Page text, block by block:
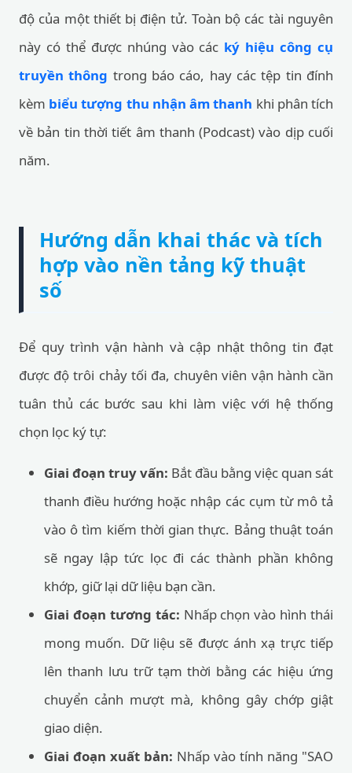
độ của một thiết bị điện tử. Toàn bộ các tài nguyên
này có thể được nhúng vào các ký hiệu công cụ
truyền thông trong báo cáo, hay các tệp tin đính
kèm biểu tượng thu nhận âm thanh khi phân tích
về bản tin thời tiết âm thanh (Podcast) vào dịp cuối
năm.
Hướng dẫn khai thác và tích
hợp vào nền tảng kỹ thuật
số
Để quy trình vận hành và cập nhật thông tin đạt
được độ trôi chảy tối đa, chuyên viên vận hành cần
tuân thủ các bước sau khi làm việc với hệ thống
chọn lọc ký tự:
Giai đoạn truy vấn: Bắt đầu bằng việc quan sát
thanh điều hướng hoặc nhập các cụm từ mô tả
vào ô tìm kiếm thời gian thực. Bảng thuật toán
sẽ ngay lập tức lọc đi các thành phần không
khớp, giữ lại dữ liệu bạn cần.
Giai đoạn tương tác: Nhấp chọn vào hình thái
mong muốn. Dữ liệu sẽ được ánh xạ trực tiếp
lên thanh lưu trữ tạm thời bằng các hiệu ứng
chuyển cảnh mượt mà, không gây chớp giật
giao diện.
Giai đoạn xuất bản: Nhấp vào tính năng "SAO